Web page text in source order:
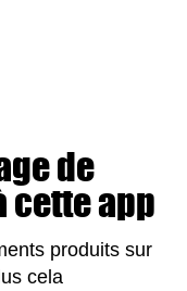
de
app
produits sur
cela